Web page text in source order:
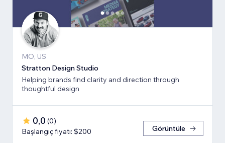
MO, US
Stratton Design Studio
Helping brands find clarity and direction through
thoughtful design
0,0 (0)
Başlangıç fiyatı: $200
Görüntüle